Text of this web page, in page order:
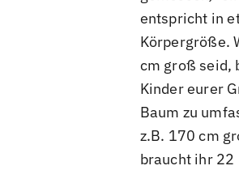
entspricht in
Körpergröße.
cm groß seid,
Kinder eurer
Baum zu
z.B. 170 cm
braucht ihr